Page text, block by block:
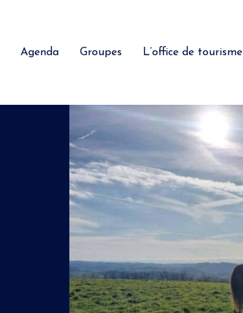
Agenda Groupes L’office de tourisme